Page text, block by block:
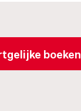
boeken